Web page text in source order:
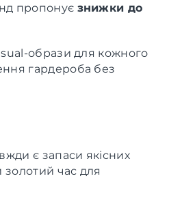
пропонує знижки до
образи для кожного
гардероба без
є запаси якісних
золотий час для